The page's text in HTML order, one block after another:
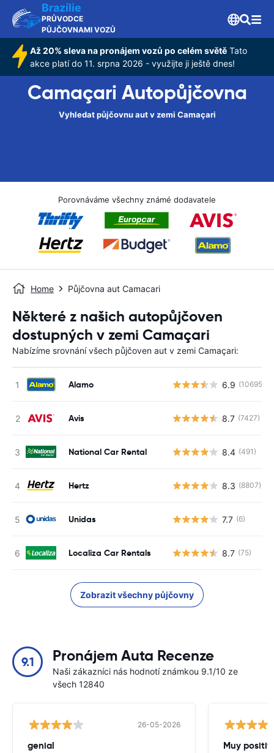
Brazílie
PRŮVODCE
PŮJČOVNAMI VOZŮ
Až 20% sleva na pronájem vozů po celém světě Tato
akce platí do 11. srpna 2026 - využijte ji ještě dnes!
Camaçari Autopůjčovna
Vyhledat půjčovnu aut v zemi Camaçari
Porovnáváme všechny známé dodavatele
Home Půjčovna aut Camacari
Některé z našich autopůjčoven
dostupných v zemi Camaçari
Nabízíme srovnání všech půjčoven aut v zemi Camaçari:
Alamo 6.9 (10695)
Avis 8.7 (7427)
National Car Rental 8.4 (491)
Hertz 8.3 (8807)
Unidas 7.7 (6)
Localiza Car Rentals 8.7 (75)
Zobrazit všechny půjčovny
9.1 Pronájem Auta Recenze
Naši zákazníci nás hodnotí známkou 9.1/10 ze
všech 12840
26-05-2026
genial Muy